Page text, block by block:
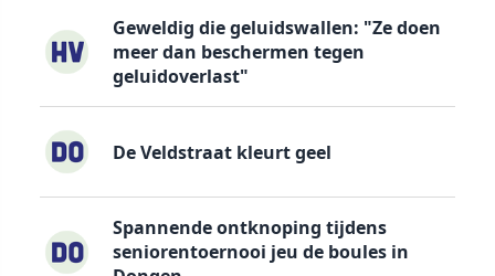
Geweldig die geluidswallen: "Ze doen
meer dan beschermen tegen
geluidoverlast"
De Veldstraat kleurt geel
Spannende ontknoping tijdens
seniorentoernooi jeu de boules in